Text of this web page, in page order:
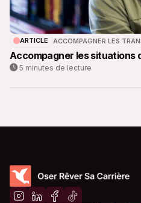
ARTICLE ACCOMPAGNER LES
Accompagner les situations
5 minutes de lecture